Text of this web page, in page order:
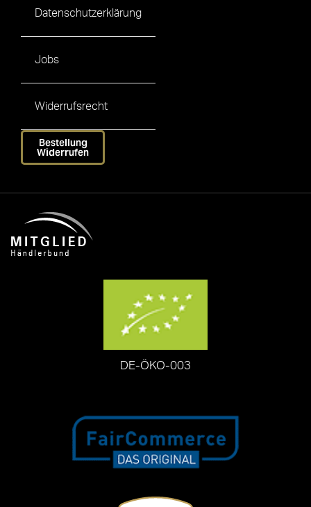
Datenschutzerklärung
Jobs
Widerrufsrecht
Bestellung
Widerrufen
DE-ÖKO-003